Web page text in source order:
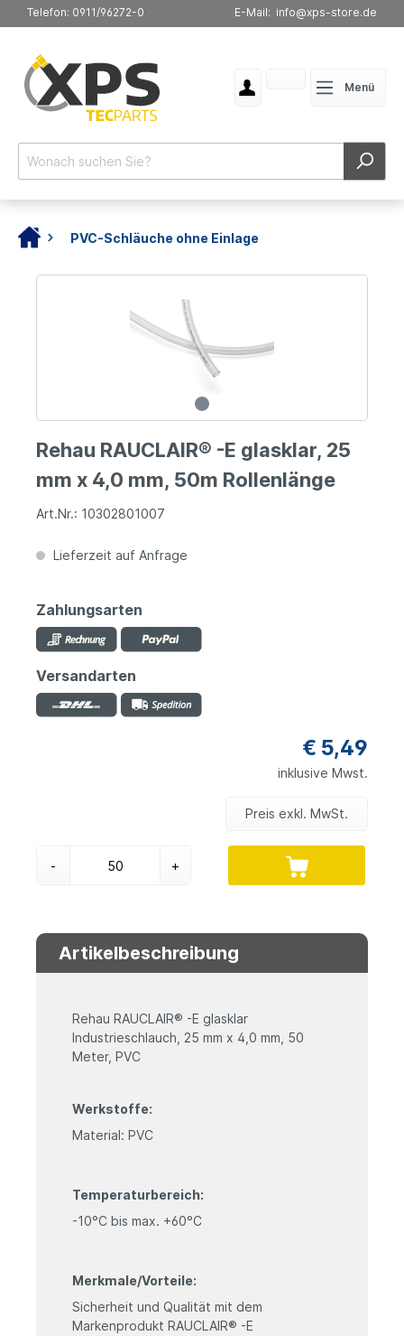
Telefon: 0911/96272-0 E-Mail: info@xps-store.de
Menü
PVC-Schläuche ohne Einlage
Rehau RAUCLAIR® -E glasklar, 25
mm x 4,0 mm, 50m Rollenlänge
Art.Nr.: 10302801007
Lieferzeit auf Anfrage
Zahlungsarten
Versandarten
€ 5,49
inklusive Mwst.
Preis exkl. MwSt.
- +
Artikelbeschreibung
Rehau RAUCLAIR® -E glasklar
Industrieschlauch, 25 mm x 4,0 mm, 50
Meter, PVC
Werkstoffe:
Material: PVC
Temperaturbereich:
-10°C bis max. +60°C
Merkmale/Vorteile:
Sicherheit und Qualität mit dem
Markenprodukt RAUCLAIR® -E